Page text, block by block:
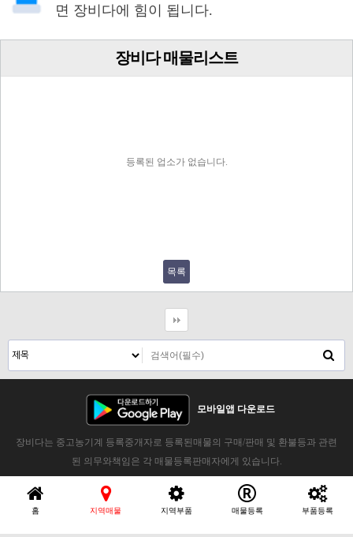
면 장비다에 힘이 됩니다.
장비다 매물리스트
등록된 업소가 없습니다.
목록
모바일앱 다운로드
장비다는 중고농기계 등록중개자로 등록된매물의 구매/판매 및 환불등과 관련
된 의무와책임은 각 매물등록판매자에게 있습니다.
홈 지역매물 지역부품 매물등록 부품등록